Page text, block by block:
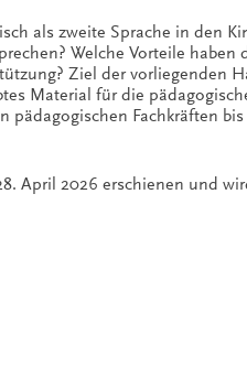
als zweite Sprache in den
Welche Vorteile haben
Ziel der vorliegenden
Material für die
Fachkräften
April 2026 erschienen und